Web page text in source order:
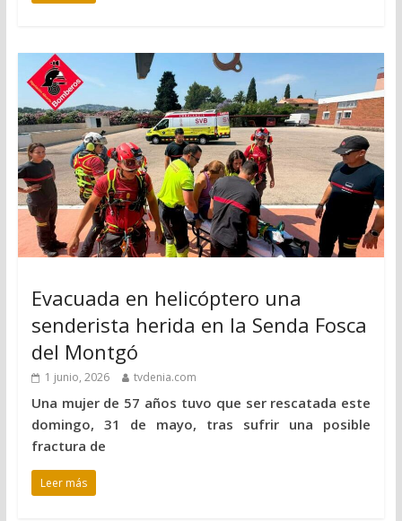
Evacuada en helicóptero una
senderista herida en la Senda Fosca
del Montgó
1 junio, 2026 tvdenia.com
Una mujer de 57 años tuvo que ser rescatada este
domingo, 31 de mayo, tras sufrir una posible
fractura de
Leer más